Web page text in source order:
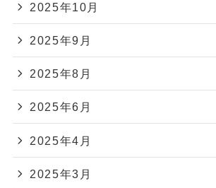
2025年10月
2025年9月
2025年8月
2025年6月
2025年4月
2025年3月